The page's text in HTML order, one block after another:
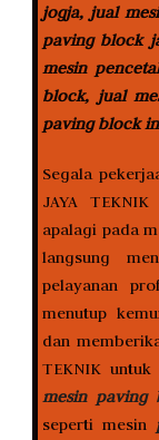
jogja, jual
paving block
mesin
block, jual
paving block
Segala
JAYA
apalagi pada
langsung
pelayanan
menutup
dan
TEKNIK
mesin paving
seperti mesin